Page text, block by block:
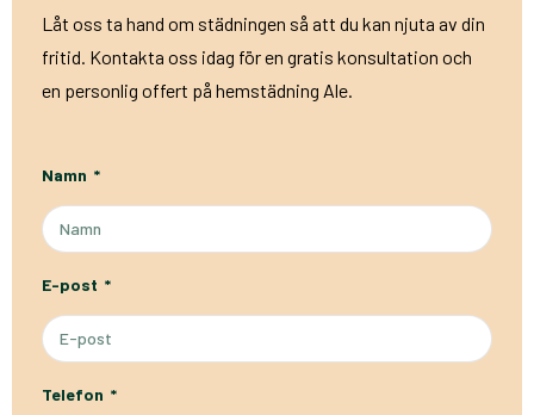
Låt oss ta hand om städningen så att du kan njuta av din
fritid. Kontakta oss idag för en gratis konsultation och
en personlig offert på hemstädning Ale.
Namn
E-post
Telefon